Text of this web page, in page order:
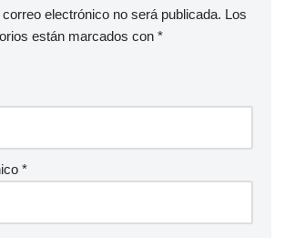
electrónico no será publicada. Los
están marcados con *
*